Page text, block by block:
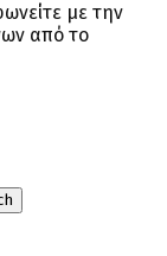
με την
από το